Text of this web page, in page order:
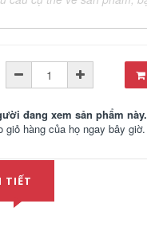
đang xem sản phẩm này.
giỏ hàng của họ ngay bây giờ.
TIẾT